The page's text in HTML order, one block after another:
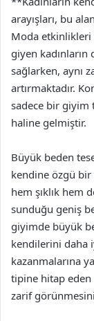
arayışları, bu
Moda etkinlikleri
giyen kadınların
sağlarken, aynı
artırmaktadır.
sadece bir giyim
haline gelmiştir.
Büyük beden
kendine özgü bir
hem şıklık hem
sunduğu geniş
giyimde büyük
kendilerini daha
kazanmalarına
tipine hitap eden
zarif